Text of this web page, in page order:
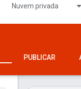
Nuvem privada
PUBLICAR